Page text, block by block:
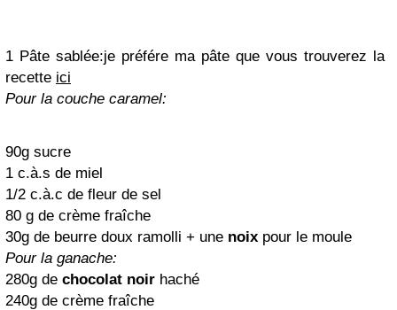
1 Pâte sablée:je préfére ma pâte que vous trouverez la
recette ici
Pour la couche caramel:
90g sucre
1 c.à.s de miel
1/2 c.à.c de fleur de sel
80 g de crème fraîche
30g de beurre doux ramolli + une noix pour le moule
Pour la ganache:
280g de chocolat noir haché
240g de crème fraîche